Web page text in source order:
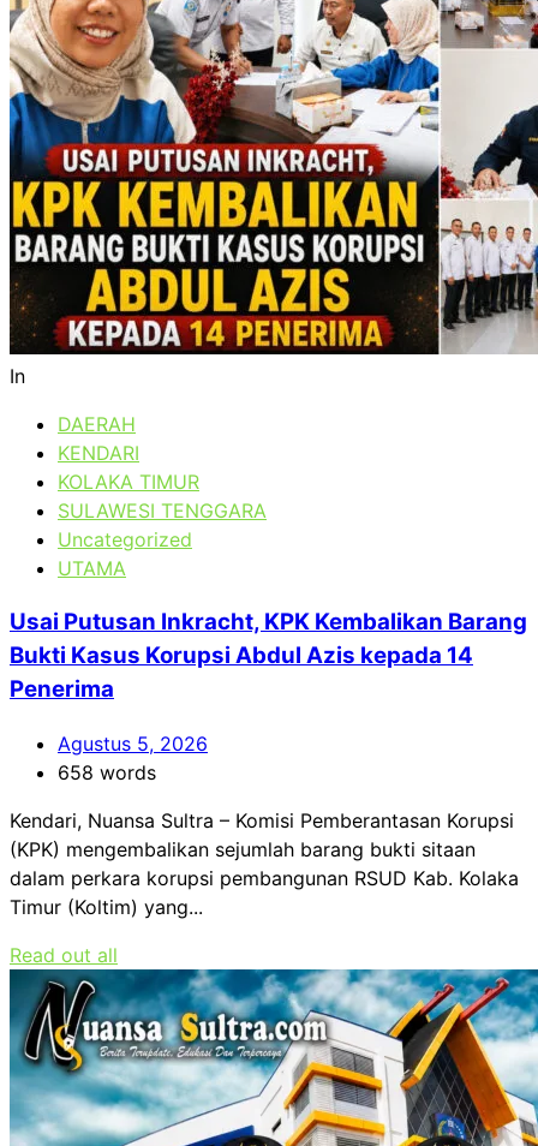
In
DAERAH
KENDARI
KOLAKA TIMUR
SULAWESI TENGGARA
Uncategorized
UTAMA
Usai Putusan Inkracht, KPK Kembalikan Barang
Bukti Kasus Korupsi Abdul Azis kepada 14
Penerima
Agustus 5, 2026
658 words
Kendari, Nuansa Sultra – Komisi Pemberantasan Korupsi
(KPK) mengembalikan sejumlah barang bukti sitaan
dalam perkara korupsi pembangunan RSUD Kab. Kolaka
Timur (Koltim) yang...
Read out all